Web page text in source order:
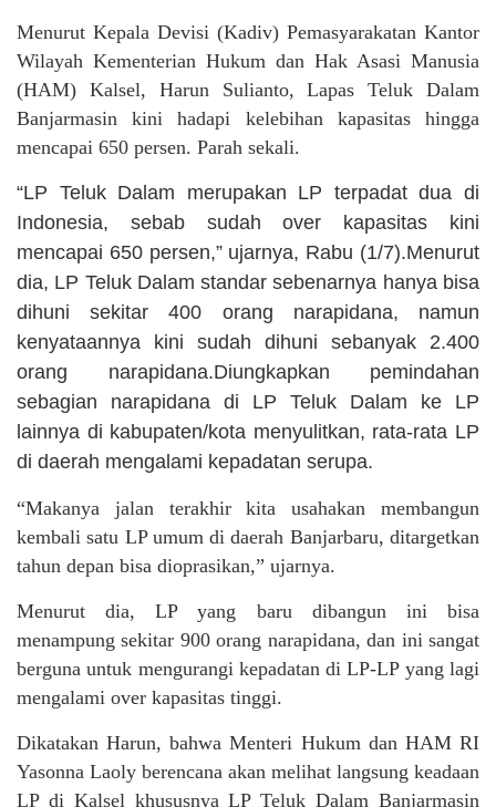
Menurut Kepala Devisi (Kadiv) Pemasyarakatan Kantor
Wilayah Kementerian Hukum dan Hak Asasi Manusia
(HAM) Kalsel, Harun Sulianto, Lapas Teluk Dalam
Banjarmasin kini hadapi kelebihan kapasitas hingga
mencapai 650 persen. Parah sekali.
“LP Teluk Dalam merupakan LP terpadat dua di
Indonesia, sebab sudah over kapasitas kini
mencapai 650 persen,” ujarnya, Rabu (1/7).Menurut
dia, LP Teluk Dalam standar sebenarnya hanya bisa
dihuni sekitar 400 orang narapidana, namun
kenyataannya kini sudah dihuni sebanyak 2.400
orang narapidana.Diungkapkan pemindahan
sebagian narapidana di LP Teluk Dalam ke LP
lainnya di kabupaten/kota menyulitkan, rata-rata LP
di daerah mengalami kepadatan serupa.
“Makanya jalan terakhir kita usahakan membangun
kembali satu LP umum di daerah Banjarbaru, ditargetkan
tahun depan bisa dioprasikan,” ujarnya.
Menurut dia, LP yang baru dibangun ini bisa
menampung sekitar 900 orang narapidana, dan ini sangat
berguna untuk mengurangi kepadatan di LP-LP yang lagi
mengalami over kapasitas tinggi.
Dikatakan Harun, bahwa Menteri Hukum dan HAM RI
Yasonna Laoly berencana akan melihat langsung keadaan
LP di Kalsel khususnya LP Teluk Dalam Banjarmasin